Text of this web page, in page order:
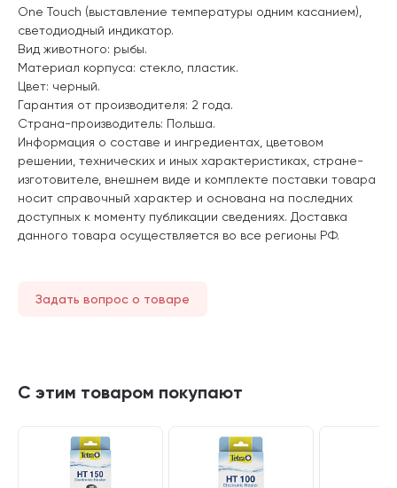
One Touch (выставление температуры одним касанием),
светодиодный индикатор.
Вид животного: рыбы.
Материал корпуса: стекло, пластик.
Цвет: черный.
Гарантия от производителя: 2 года.
Страна-производитель: Польша.
Информация о составе и ингредиентах, цветовом
решении, технических и иных характеристиках, стране-
изготовителе, внешнем виде и комплекте поставки товара
носит справочный характер и основана на последних
доступных к моменту публикации сведениях. Доставка
данного товара осуществляется во все регионы РФ.
Задать вопрос о товаре
С этим товаром покупают